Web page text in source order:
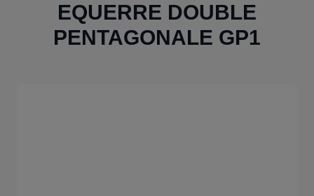
EQUERRE DOUBLE
PENTAGONALE GP1